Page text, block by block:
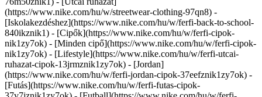
(https://www.nike.com/hu/w/streetwear-clothing-97qn8) -
[Iskolakezdéshez](https://www.nike.com/hu/w/ferfi-back-to-school-
840ikznik1) - [Cipők](https://www.nike.com/hu/w/ferfi-cipok-
nik1zy7ok) - [Minden cipő](https://www.nike.com/hu/w/ferfi-cipok-
nik1zy7ok) - [Lifestyle](https://www.nike.com/hu/w/ferfi-utcai-
ruhazat-cipok-13jrmznik1zy7ok) - [Jordan]
(https://www.nike.com/hu/w/ferfi-jordan-cipok-37eefznik1zy7ok) -
[Futás](https://www.nike.com/hu/w/ferfi-futas-cipok-